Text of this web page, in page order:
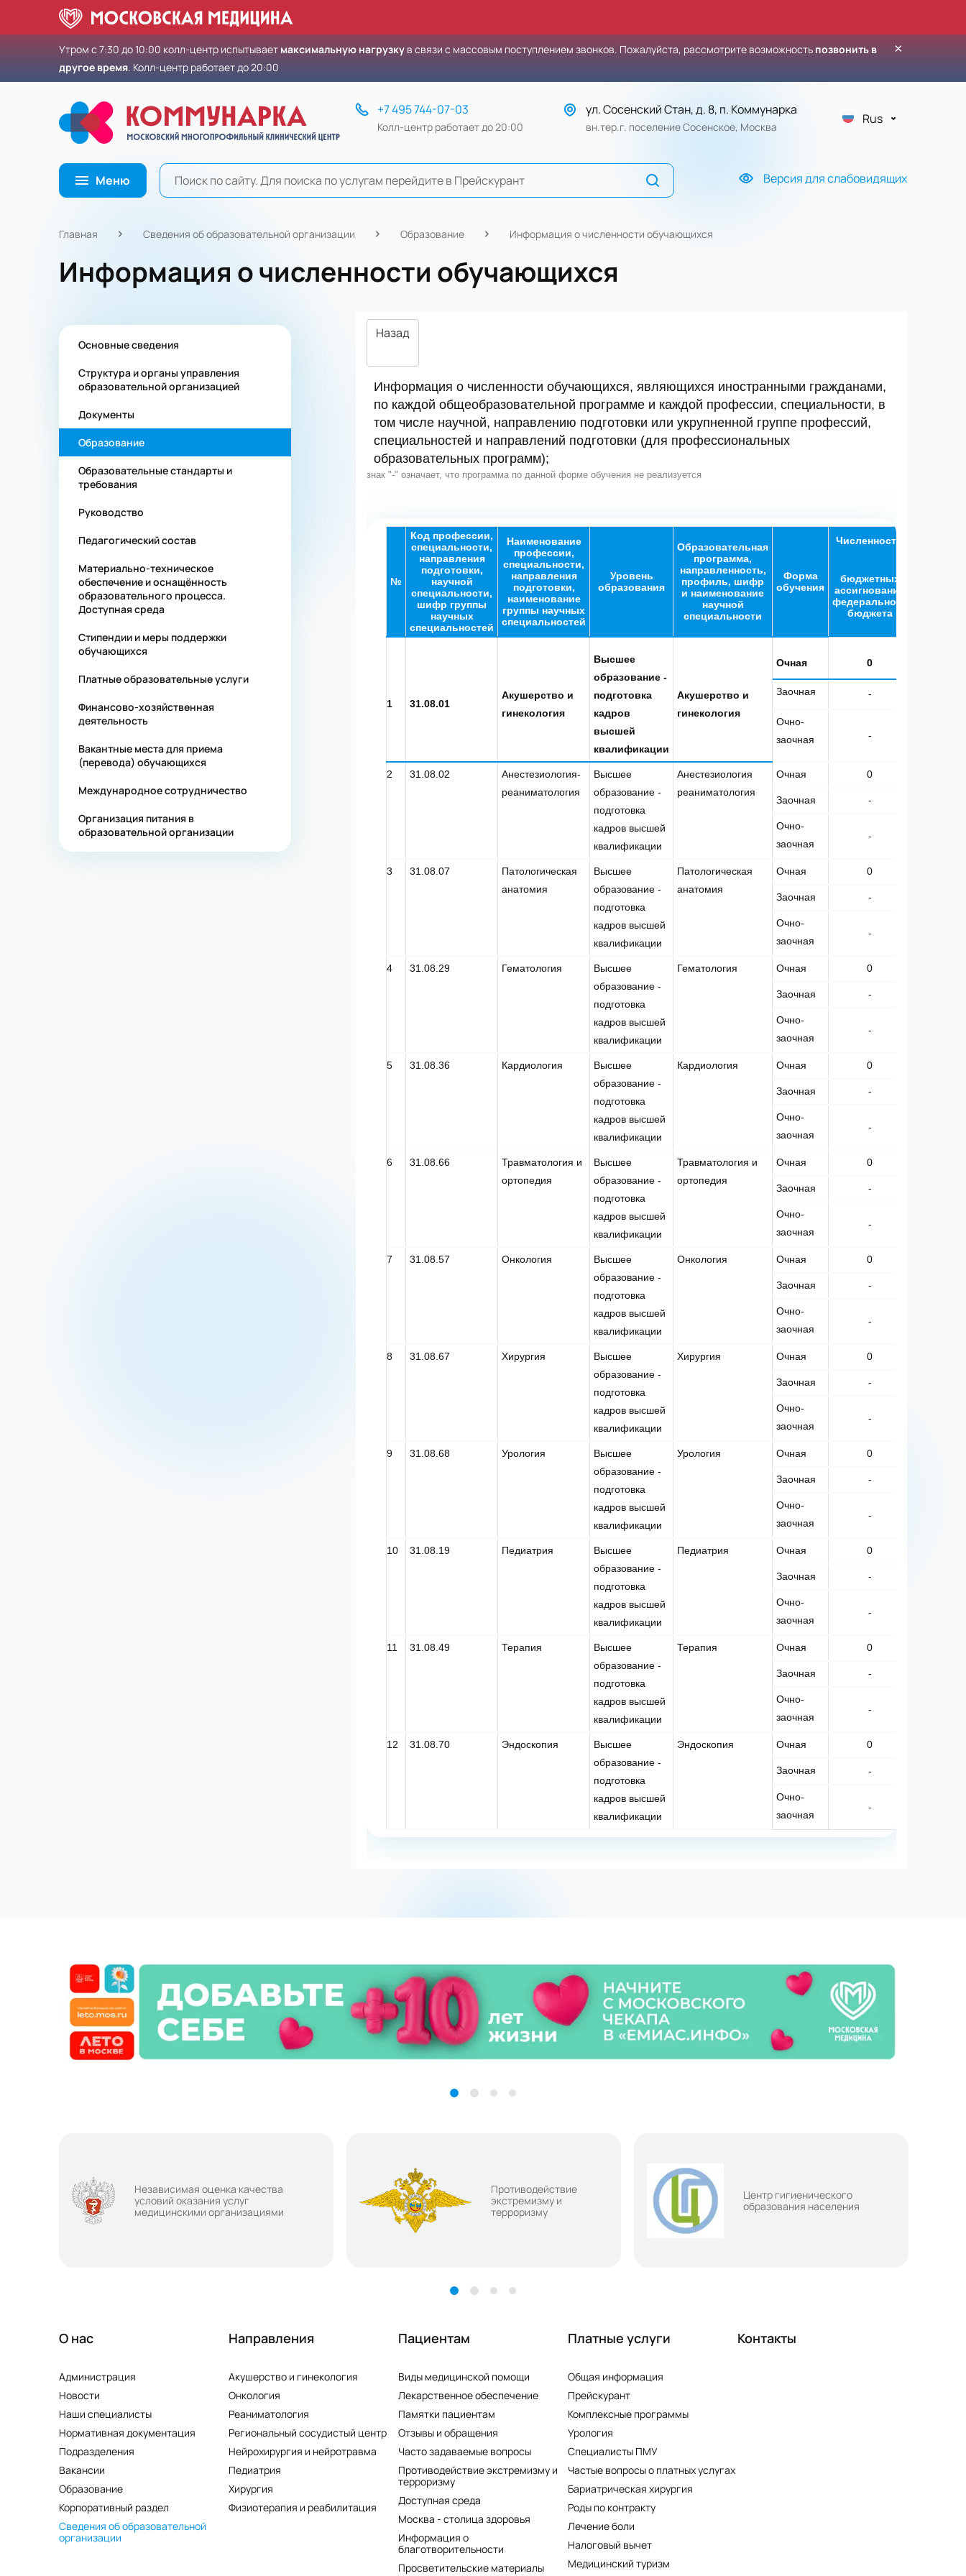
Утром с 7:30 до 10:00 колл-центр испытывает максимальную нагрузку в связи с массовым поступлением звонков. Пожалуйста, рассмотрите возможность позвонить в
другое время. Колл-центр работает до 20:00
×
+7 495 744-07-03
Колл-центр работает до 20:00
ул. Сосенский Стан, д. 8, п. Коммунарка
вн.тер.г. поселение Сосенское, Москва
Rus
Меню Версия для слабовидящих
Главная Сведения об образовательной организации Образование Информация о численности обучающихся
Информация о численности обучающихся
Основные сведения
Структура и органы управления
образовательной организацией
Документы
Образование
Образовательные стандарты и
требования
Руководство
Педагогический состав
Материально-техническое
обеспечение и оснащённость
образовательного процесса.
Доступная среда
Стипендии и меры поддержки
обучающихся
Платные образовательные услуги
Финансово-хозяйственная
деятельность
Вакантные места для приема
(перевода) обучающихся
Международное сотрудничество
Организация питания в
образовательной организации
Назад
Информация о численности обучающихся, являющихся иностранными гражданами,
по каждой общеобразовательной программе и каждой профессии, специальности, в
том числе научной, направлению подготовки или укрупненной группе профессий,
специальностей и направлений подготовки (для профессиональных
образовательных программ);
знак "-" означает, что программа по данной форме обучения не реализуется
№
Код профессии,
специальности,
направления
подготовки,
научной
специальности,
шифр группы
научных
специальностей
Наименование
профессии,
специальности,
направления
подготовки,
наименование
группы научных
специальностей
Уровень
образования
Образовательная
программа,
направленность,
профиль, шифр
и наименование
научной
специальности
Форма
обучения
Численность
бюджетных
ассигнований
федерального
бюджета
1 31.08.01
Акушерство и
гинекология
Высшее
образование -
подготовка
кадров
высшей
квалификации
Акушерство и
гинекология
Очная 0
Заочная -
Очно-
заочная
-
2 31.08.02
Анестезиология-
реаниматология
Высшее
образование -
подготовка
кадров высшей
квалификации
Анестезиология
реаниматология
Очная 0
Заочная -
Очно-
заочная
-
3 31.08.07
Патологическая
анатомия
Высшее
образование -
подготовка
кадров высшей
квалификации
Патологическая
анатомия
Очная 0
Заочная -
Очно-
заочная
-
4 31.08.29 Гематология
Высшее
образование -
подготовка
кадров высшей
квалификации
Гематология Очная 0
Заочная -
Очно-
заочная
-
5 31.08.36 Кардиология
Высшее
образование -
подготовка
кадров высшей
квалификации
Кардиология Очная 0
Заочная -
Очно-
заочная
-
6 31.08.66
Травматология и
ортопедия
Высшее
образование -
подготовка
кадров высшей
квалификации
Травматология и
ортопедия
Очная 0
Заочная -
Очно-
заочная
-
7 31.08.57 Онкология
Высшее
образование -
подготовка
кадров высшей
квалификации
Онкология Очная 0
Заочная -
Очно-
заочная
-
8 31.08.67 Хирургия
Высшее
образование -
подготовка
кадров высшей
квалификации
Хирургия Очная 0
Заочная -
Очно-
заочная
-
9 31.08.68 Урология
Высшее
образование -
подготовка
кадров высшей
квалификации
Урология Очная 0
Заочная -
Очно-
заочная
-
10 31.08.19 Педиатрия
Высшее
образование -
подготовка
кадров высшей
квалификации
Педиатрия Очная 0
Заочная -
Очно-
заочная
-
11 31.08.49 Терапия
Высшее
образование -
подготовка
кадров высшей
квалификации
Терапия Очная 0
Заочная -
Очно-
заочная
-
12 31.08.70 Эндоскопия
Высшее
образование -
подготовка
кадров высшей
квалификации
Эндоскопия Очная 0
Заочная -
Очно-
заочная
-
Независимая оценка качества
условий оказания услуг
медицинскими организациями
Противодействие
экстремизму и
терроризму
Центр гигиенического
образования населения
О нас
Администрация
Новости
Наши специалисты
Нормативная документация
Подразделения
Вакансии
Образование
Корпоративный раздел
Сведения об образовательной
организации
Направления
Акушерство и гинекология
Онкология
Реаниматология
Региональный сосудистый центр
Нейрохирургия и нейротравма
Педиатрия
Хирургия
Физиотерапия и реабилитация
Пациентам
Виды медицинской помощи
Лекарственное обеспечение
Памятки пациентам
Отзывы и обращения
Часто задаваемые вопросы
Противодействие экстремизму и
терроризму
Доступная среда
Москва - столица здоровья
Информация о
благотворительности
Просветительские материалы
Платные услуги
Общая информация
Прейскурант
Комплексные программы
Урология
Специалисты ПМУ
Частые вопросы о платных услугах
Бариатрическая хирургия
Роды по контракту
Лечение боли
Налоговый вычет
Медицинский туризм
Контакты